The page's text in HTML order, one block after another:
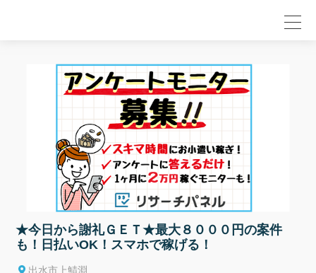
★今日から謝礼ＧＥＴ★最大８０００円の案件
も！日払いOK！スマホで稼げる！
出水市上鯖淵